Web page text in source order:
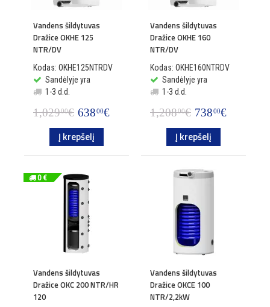
Vandens šildytuvas
Dražice OKHE 125
NTR/DV
Kodas: OKHE125NTRDV
Sandėlyje yra
1-3 d.d.
1,02900€ 63800€
Į krepšelį
Vandens šildytuvas
Dražice OKHE 160
NTR/DV
Kodas: OKHE160NTRDV
Sandėlyje yra
1-3 d.d.
1,20800€ 73800€
Į krepšelį
0 €
Vandens šildytuvas
Dražice OKC 200 NTR/HR
120
Vandens šildytuvas
Dražice OKCE 100
NTR/2,2kW